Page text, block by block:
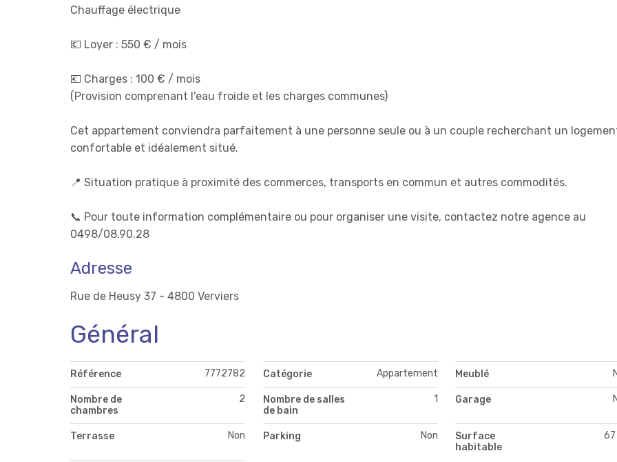
Chauffage électrique
💶 Loyer : 550 € / mois
💶 Charges : 100 € / mois
(Provision comprenant l'eau froide et les charges communes)
Cet appartement conviendra parfaitement à une personne seule ou à un couple recherchant un
confortable et idéalement situé.
📍 Situation pratique à proximité des commerces, transports en commun et autres commodités.
📞 Pour toute information complémentaire ou pour organiser une visite, contactez notre agence au
0498/08.90.28
Adresse
Rue de Heusy 37 - 4800 Verviers
Général
Référence 7772782 Catégorie Appartement Meublé
Nombre de
chambres
2
Nombre de salles
de bain
1 Garage
Terrasse Non Parking Non
Surface
habitable
67